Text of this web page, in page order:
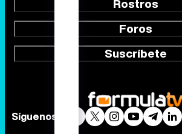
Rostros
Foros
Suscríbete
Síguenos